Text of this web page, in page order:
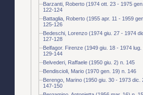
Barzanti, Roberto (1974 ott. 23 - 1975
122-124
Battaglia, Roberto (1955 apr. 11 - 1959
125-126
Bedeschi, Lorenzo (1974 giu. 27 - 1974
127-128
Belfagor. Firenze (1949 giu. 18 - 1974 lug.
129-144
Belvederi, Raffaele (1950 giu. 2) n. 145
Bendiscioli, Mario (1970 gen. 19) n. 146
Berengo, Marino (1950 giu. 30 - 1973 dic.
147-150